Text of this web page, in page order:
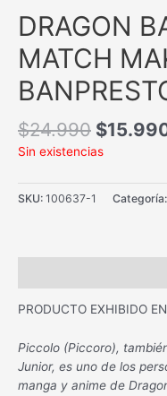
DRAGON
MATCH
$24.990 $
Sin existencias
SKU: 100637-1 Categoría:
PRODUCTO EXHIBIDO
Piccolo (Piccoro),
Junior, es uno de los
manga y anime de